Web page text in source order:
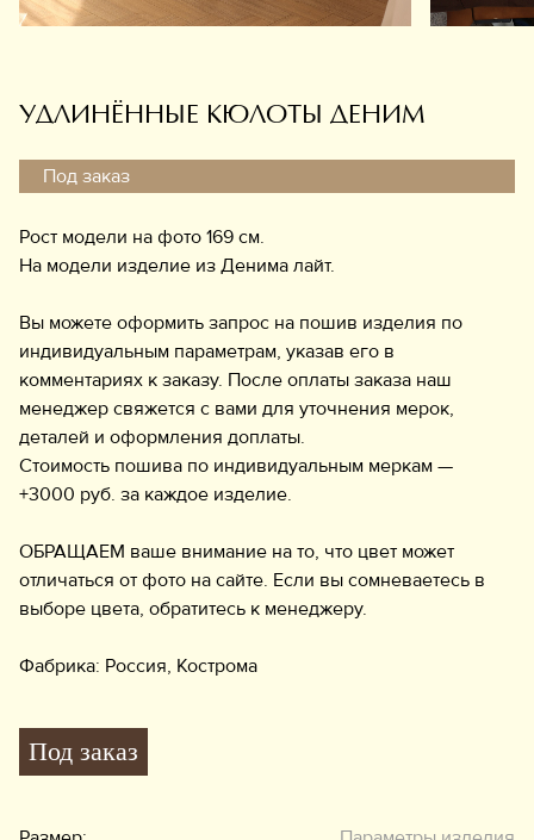
Информация
УДЛИНЁННЫЕ КЮЛОТЫ ДЕНИМ
Под заказ
Рост модели на фото 169 см.
На модели изделие из Денима лайт.
Вы можете оформить запрос на пошив изделия по
индивидуальным параметрам, указав его в
комментариях к заказу. После оплаты заказа наш
менеджер свяжется с вами для уточнения мерок,
деталей и оформления доплаты.
Стоимость пошива по индивидуальным меркам —
+3000 руб. за каждое изделие.
ОБРАЩАЕМ ваше внимание на то, что цвет может
отличаться от фото на сайте. Если вы сомневаетесь в
выборе цвета, обратитесь к менеджеру.
Фабрика: Россия, Кострома
Под заказ